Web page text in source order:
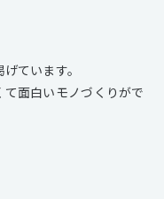
ています。
面白いモノづくりがで